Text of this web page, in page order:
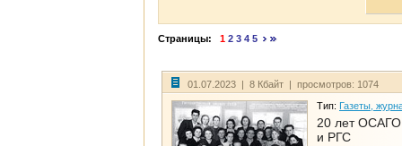
Страницы: 1 2 3 4 5
01.07.2023 | 8 Кбайт | просмотров: 1074
Тип: Газеты,
20 лет
и РГС